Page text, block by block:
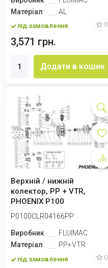
Матеріал
AL
під замовлення 0
3,571 грн.
Додати в кошик
Верхній / нижній
колектор, PP + VTR,
PHOENIX P100
P0100CLR04166PP
Виробник
FLUIMAC
Матеріал
PP+VTR
під замовлення 0